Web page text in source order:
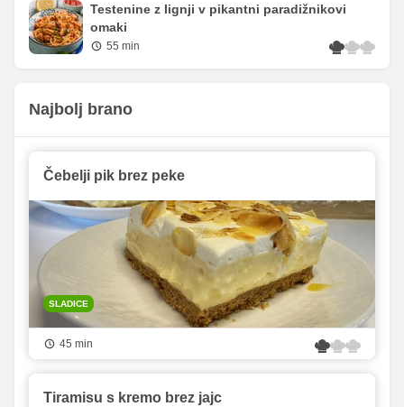
Testenine z lignji v pikantni paradižnikovi
omaki
55 min
Najbolj brano
Čebelji pik brez peke
SLADICE
45 min
Tiramisu s kremo brez jajc